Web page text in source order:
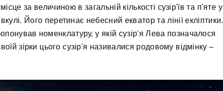
за величиною в загальній кількості сузір'їв та п'яте у
Його перетинає небесний екватор та лінії екліптики.
номенклатуру, у якій сузір'я Лева позначалося
зірки цього сузір'я називалися родовому відмінку –